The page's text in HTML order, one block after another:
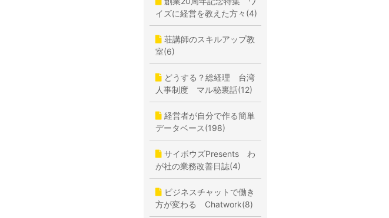
イズに経営を教えた方々(4)
荘講師のスキルアップ教
室(6)
どうする？総経理 台湾
人事制度 マル秘裏話(12)
経営者が自分で作る簡単
データベース(198)
サイボウズPresents わ
が社の業務改善日誌(4)
ビジネスチャットで働き
方が変わる Chatwork(8)